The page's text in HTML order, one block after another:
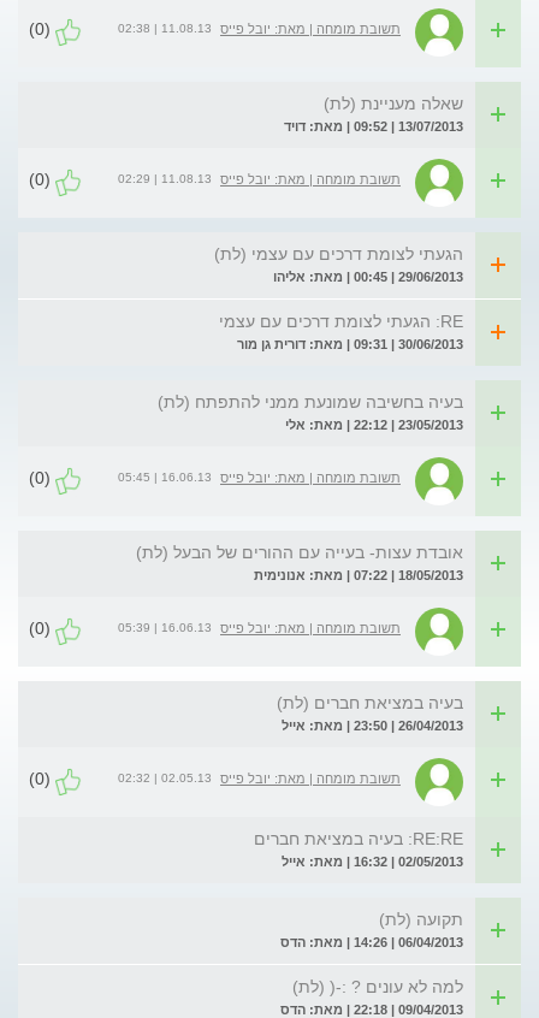
תשובת מומחה | מאת: יובל פייס 11.08.13 | 02:38
(0)
שאלה מעניינת (לת)
13/07/2013 | 09:52 | מאת: דויד
תשובת מומחה | מאת: יובל פייס 11.08.13 | 02:29
(0)
הגעתי לצומת דרכים עם עצמי (לת)
29/06/2013 | 00:45 | מאת: אליהו
RE: הגעתי לצומת דרכים עם עצמי
30/06/2013 | 09:31 | מאת: דורית גן מור
בעיה בחשיבה שמונעת ממני להתפתח (לת)
23/05/2013 | 22:12 | מאת: אלי
תשובת מומחה | מאת: יובל פייס 16.06.13 | 05:45
(0)
אובדת עצות- בעייה עם ההורים של הבעל (לת)
18/05/2013 | 07:22 | מאת: אנונימית
תשובת מומחה | מאת: יובל פייס 16.06.13 | 05:39
(0)
בעיה במציאת חברים (לת)
26/04/2013 | 23:50 | מאת: אייל
תשובת מומחה | מאת: יובל פייס 02.05.13 | 02:32
(0)
RE:RE: בעיה במציאת חברים
02/05/2013 | 16:32 | מאת: אייל
תקועה (לת)
06/04/2013 | 14:26 | מאת: הדס
למה לא עונים ? :-( (לת)
09/04/2013 | 22:18 | מאת: הדס